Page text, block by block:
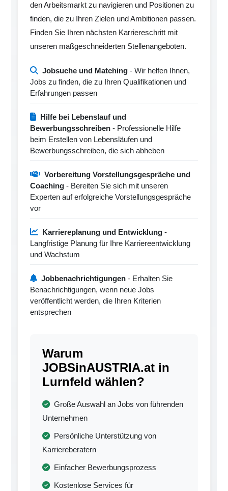
den Arbeitsmarkt zu navigieren und Positionen zu
finden, die zu Ihren Zielen und Ambitionen passen.
Finden Sie Ihren nächsten Karriereschritt mit
unseren maßgeschneiderten Stellenangeboten.
Jobsuche und Matching - Wir helfen Ihnen,
Jobs zu finden, die zu Ihren Qualifikationen und
Erfahrungen passen
Hilfe bei Lebenslauf und
Bewerbungsschreiben - Professionelle Hilfe
beim Erstellen von Lebensläufen und
Bewerbungsschreiben, die sich abheben
Vorbereitung Vorstellungsgespräche und
Coaching - Bereiten Sie sich mit unseren
Experten auf erfolgreiche Vorstellungsgespräche
vor
Karriereplanung und Entwicklung -
Langfristige Planung für Ihre Karriereentwicklung
und Wachstum
Jobbenachrichtigungen - Erhalten Sie
Benachrichtigungen, wenn neue Jobs
veröffentlicht werden, die Ihren Kriterien
entsprechen
Warum
JOBSinAUSTRIA.at in
Lurnfeld wählen?
Große Auswahl an Jobs von führenden
Unternehmen
Persönliche Unterstützung von
Karriereberatern
Einfacher Bewerbungsprozess
Kostenlose Services für